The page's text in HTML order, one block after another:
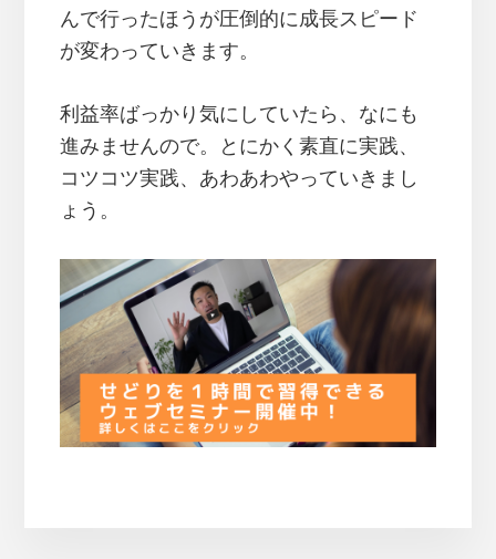
んで行ったほうが圧倒的に成長スピード
が変わっていきます。
利益率ばっかり気にしていたら、なにも
進みませんので。とにかく素直に実践、
コツコツ実践、あわあわやっていきまし
ょう。